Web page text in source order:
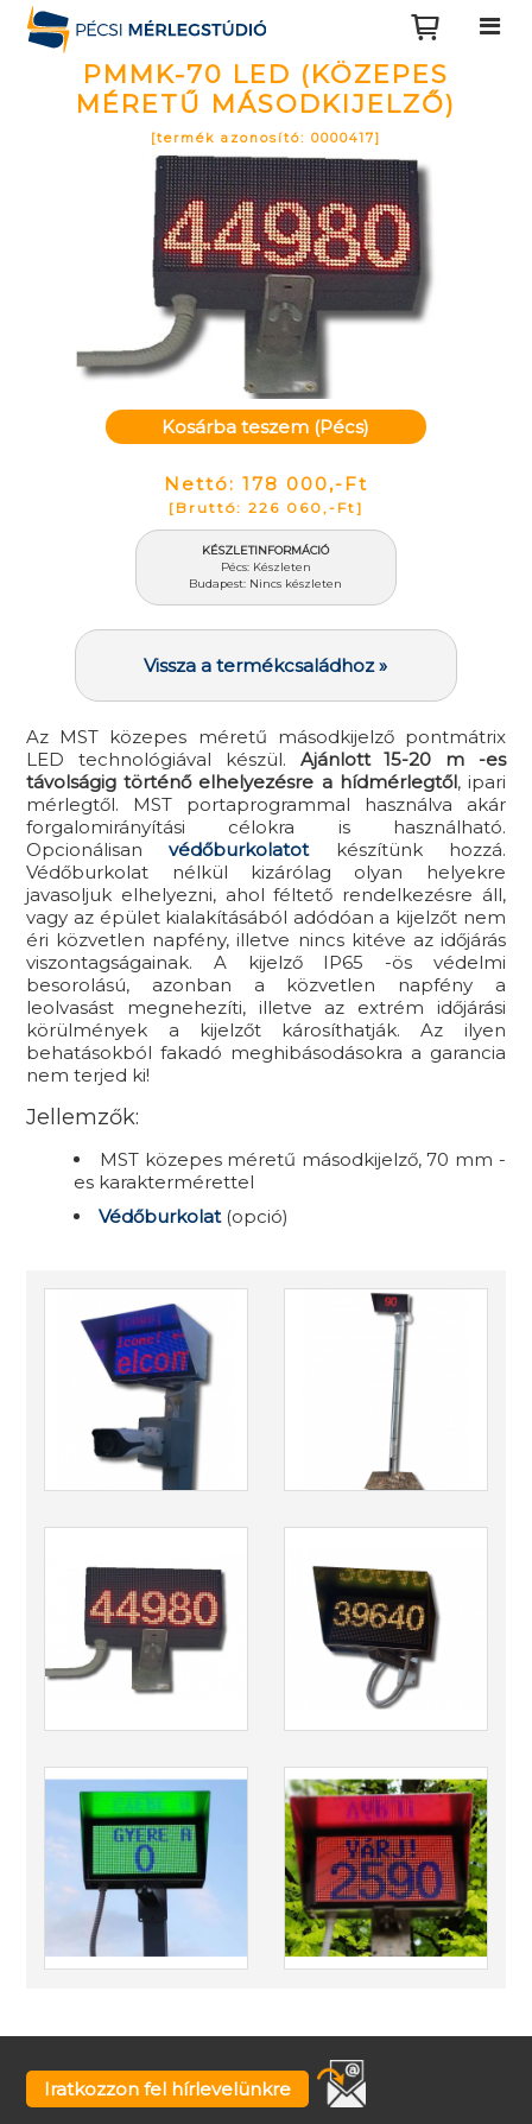
PMMK-70 LED (KÖZEPES
MÉRETŰ MÁSODKIJELZŐ)
[termék azonosító: 0000417]
Kosárba teszem (Pécs)
Nettó: 178 000,-Ft
[Bruttó: 226 060,-Ft]
KÉSZLETINFORMÁCIÓ
Pécs: Készleten
Budapest: Nincs készleten
Vissza a termékcsaládhoz »
Az MST közepes méretű másodkijelző pontmátrix
LED technológiával készül. Ajánlott 15-20 m -es
távolságig történő elhelyezésre a hídmérlegtől, ipari
mérlegtől. MST portaprogrammal használva akár
forgalomirányítási célokra is használható.
Opcionálisanvédőburkolatotkészítünk hozzá.
Védőburkolat nélkül kizárólag olyan helyekre
javasoljuk elhelyezni, ahol féltető rendelkezésre áll,
vagy az épület kialakításából adódóan a kijelzőt nem
éri közvetlen napfény, illetve nincs kitéve az időjárás
viszontagságainak. A kijelző IP65 -ös védelmi
besorolású, azonban a közvetlen napfény a
leolvasást megnehezíti, illetve az extrém időjárási
körülmények a kijelzőt károsíthatják. Az ilyen
behatásokból fakadó meghibásodásokra a garancia
nem terjed ki!
Jellemzők:
MST közepes méretű másodkijelző, 70 mm -
es karaktermérettel
Védőburkolat(opció)
Iratkozzon fel hírlevelünkre